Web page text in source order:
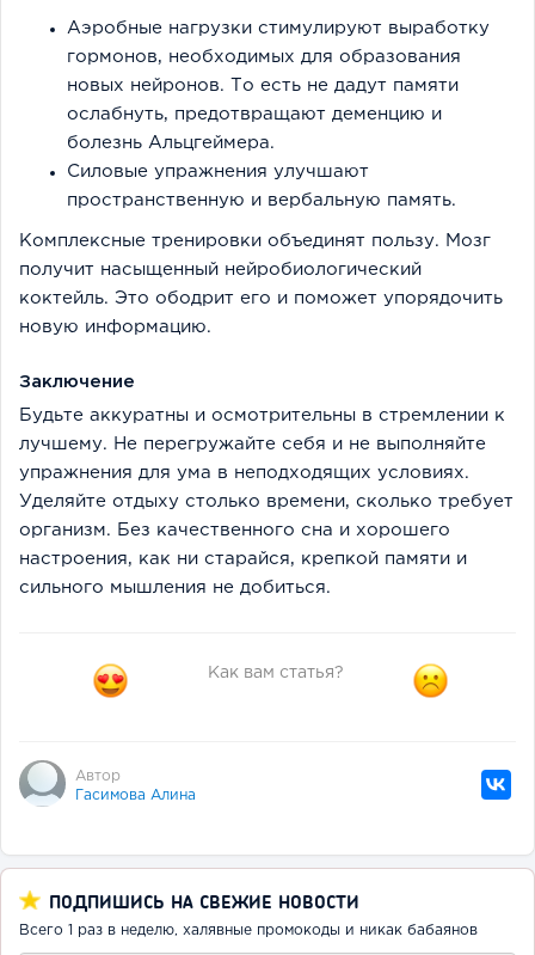
Аэробные нагрузки стимулируют выработку
гормонов, необходимых для образования
новых нейронов. То есть не дадут памяти
ослабнуть, предотвращают деменцию и
болезнь Альцгеймера.
Силовые упражнения улучшают
пространственную и вербальную память.
Комплексные тренировки объединят пользу. Мозг
получит насыщенный нейробиологический
коктейль. Это ободрит его и поможет упорядочить
новую информацию.
Заключение
Будьте аккуратны и осмотрительны в стремлении к
лучшему. Не перегружайте себя и не выполняйте
упражнения для ума в неподходящих условиях.
Уделяйте отдыху столько времени, сколько требует
организм. Без качественного сна и хорошего
настроения, как ни старайся, крепкой памяти и
сильного мышления не добиться.
Как вам статья?
Автор
Гасимова Алина
ПОДПИШИСЬ НА СВЕЖИЕ НОВОСТИ
Всего 1 раз в неделю, халявные промокоды и никак бабаянов